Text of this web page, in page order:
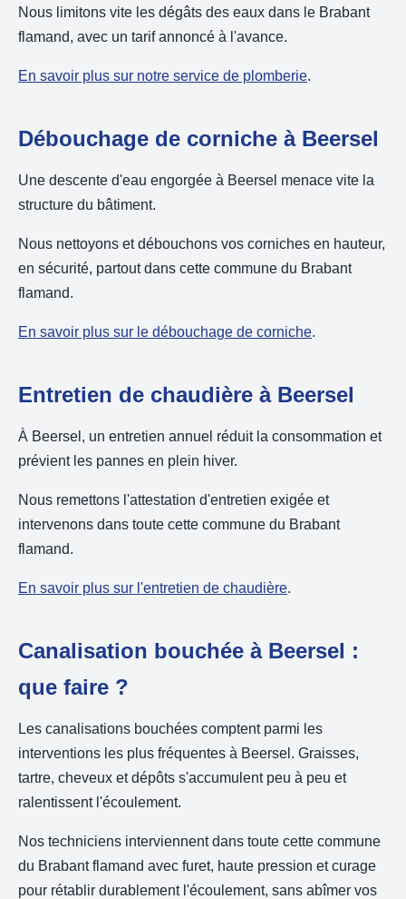
Nous limitons vite les dégâts des eaux dans le Brabant
flamand, avec un tarif annoncé à l'avance.
En savoir plus sur notre service de plomberie.
Débouchage de corniche à Beersel
Une descente d'eau engorgée à Beersel menace vite la
structure du bâtiment.
Nous nettoyons et débouchons vos corniches en hauteur,
en sécurité, partout dans cette commune du Brabant
flamand.
En savoir plus sur le débouchage de corniche.
Entretien de chaudière à Beersel
À Beersel, un entretien annuel réduit la consommation et
prévient les pannes en plein hiver.
Nous remettons l'attestation d'entretien exigée et
intervenons dans toute cette commune du Brabant
flamand.
En savoir plus sur l'entretien de chaudière.
Canalisation bouchée à Beersel :
que faire ?
Les canalisations bouchées comptent parmi les
interventions les plus fréquentes à Beersel. Graisses,
tartre, cheveux et dépôts s'accumulent peu à peu et
ralentissent l'écoulement.
Nos techniciens interviennent dans toute cette commune
du Brabant flamand avec furet, haute pression et curage
pour rétablir durablement l'écoulement, sans abîmer vos